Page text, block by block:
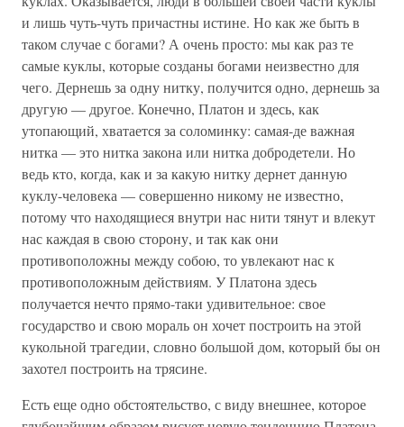
и лишь чуть-чуть причастны истине. Но как же быть в
таком случае с богами? А очень просто: мы как раз те
самые куклы, которые созданы богами неизвестно для
чего. Дернешь за одну нитку, получится одно, дернешь за
другую — другое. Конечно, Платон и здесь, как
утопающий, хватается за соломинку: самая-де важная
нитка — это нитка закона или нитка добродетели. Но
ведь кто, когда, как и за какую нитку дернет данную
куклу-человека — совершенно никому не известно,
потому что находящиеся внутри нас нити тянут и влекут
нас каждая в свою сторону, и так как они
противоположны между собою, то увлекают нас к
противоположным действиям. У Платона здесь
получается нечто прямо-таки удивительное: свое
государство и свою мораль он хочет построить на этой
кукольной трагедии, словно большой дом, который бы он
захотел построить на трясине.
Есть еще одно обстоятельство, с виду внешнее, которое